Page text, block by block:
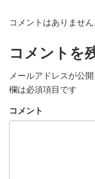
コメントはありません
コメントを
メールアドレスが公
欄は必須項目です
コメント